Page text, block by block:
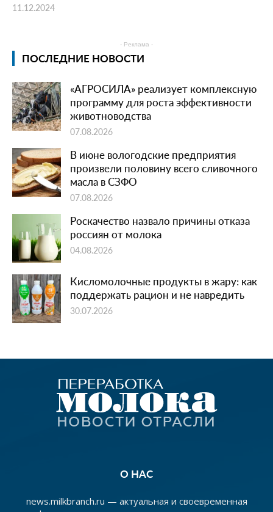
11.12.2024
- Реклама -
ПОСЛЕДНИЕ НОВОСТИ
«АГРОСИЛА» реализует комплексную
программу для роста эффективности
животноводства
07.08.2026
В июне вологодские предприятия
произвели половину всего сливочного
масла в СЗФО
07.08.2026
Роскачество назвало причины отказа
россиян от молока
04.08.2026
Кисломолочные продукты в жару: как
поддержать рацион и не навредить
30.07.2026
О НАС
news.milkbranch.ru — актуальная и своевременная